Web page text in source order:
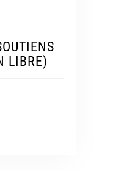
LIBRE)